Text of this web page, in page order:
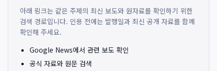
아래 링크는 같은 주제의 최신 보도와 원자료를 확인하기 위한
검색 경로입니다. 인용 전에는 발행일과 최신 공개 자료를 함께
확인해 주세요.
Google News에서 관련 보도 확인
공식 자료와 원문 검색